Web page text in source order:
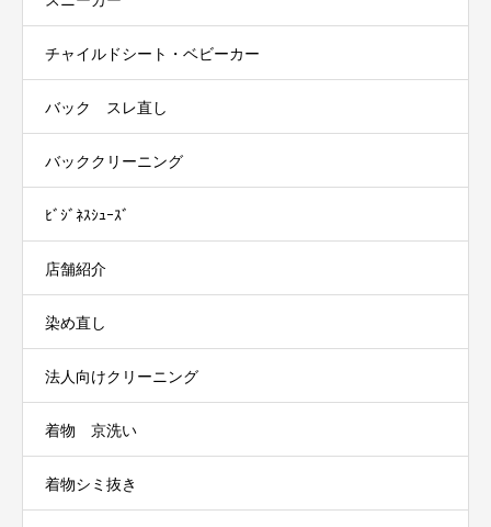
チャイルドシート・ベビーカー
バック スレ直し
バッククリーニング
ﾋﾞｼﾞﾈｽｼｭｰｽﾞ
店舗紹介
染め直し
法人向けクリーニング
着物 京洗い
着物シミ抜き